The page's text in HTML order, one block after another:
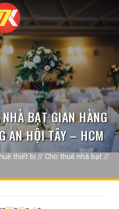
BẠT GIAN HÀNG
AN HỘI TÂY – HCM
thiết bị // Cho thuê nhà bạt //